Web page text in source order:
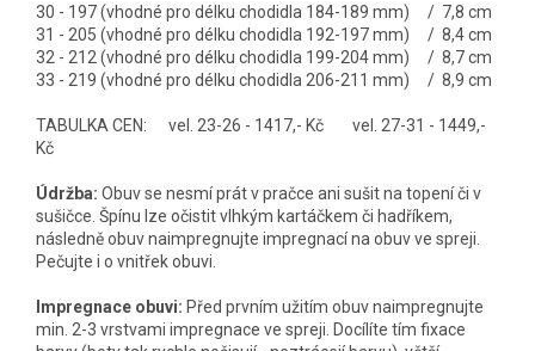
30 - 197 (vhodné pro délku chodidla 184-189 mm) / 7,8 cm
31 - 205 (vhodné pro délku chodidla 192-197 mm) / 8,4 cm
32 - 212 (vhodné pro délku chodidla 199-204 mm) / 8,7 cm
33 - 219 (vhodné pro délku chodidla 206-211 mm) / 8,9 cm
TABULKA CEN: vel. 23-26 - 1417,- Kč vel. 27-31 - 1449,-
Kč
Údržba: Obuv se nesmí prát v pračce ani sušit na topení či v
sušičce. Špínu lze očistit vlhkým kartáčkem či hadříkem,
následně obuv naimpregnujte impregnací na obuv ve spreji.
Pečujte i o vnitřek obuvi.
Impregnace obuvi: Před prvním užitím obuv naimpregnujte
min. 2-3 vrstvami impregnace ve spreji. Docílíte tím fixace